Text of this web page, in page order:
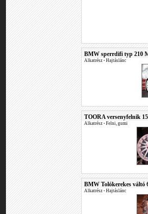
BMW sperrdifi typ 210
Alkatrész • Hajtáslánc
TOORA versenyfelnik
Alkatrész • Felni, gumi
BMW Tolókerekes váltó
Alkatrész • Hajtáslánc